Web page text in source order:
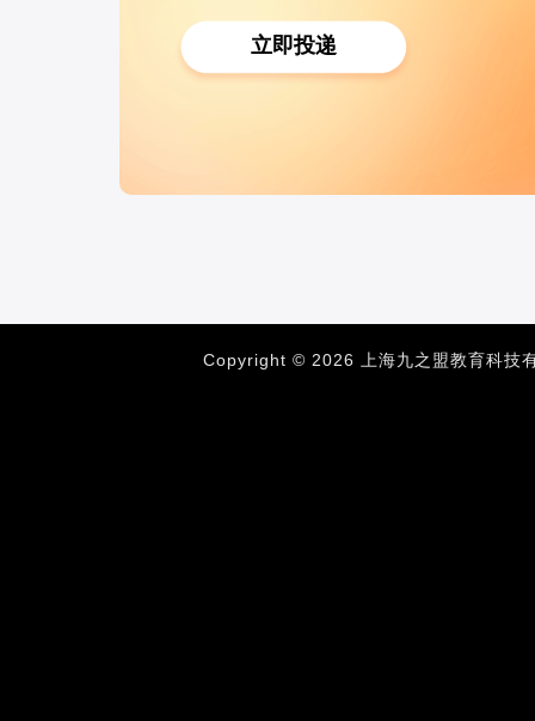
立即投递
Copyright © 2026 上海九之盟教育科技